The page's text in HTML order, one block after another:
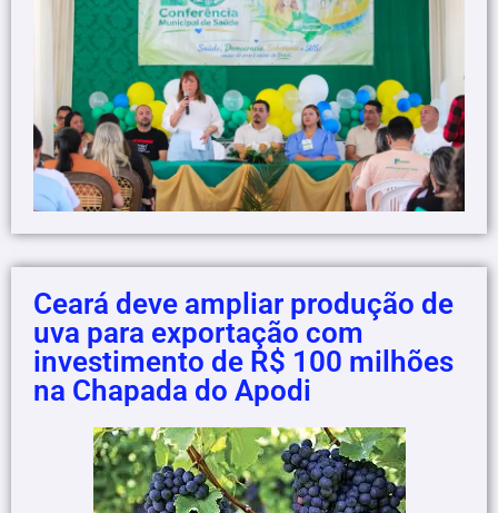
Ceará deve ampliar produção de
uva para exportação com
investimento de R$ 100 milhões
na Chapada do Apodi